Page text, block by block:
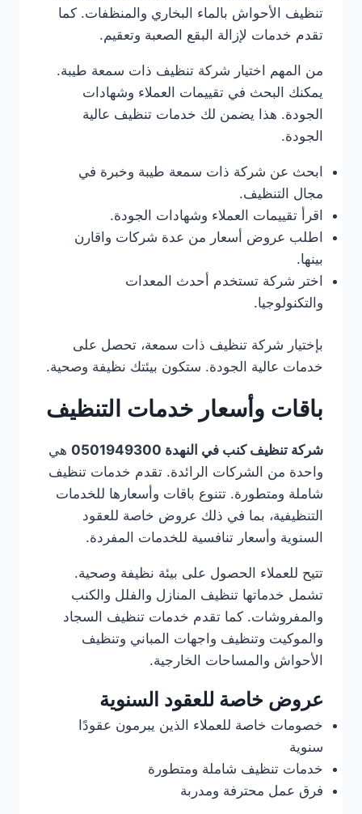
تنظيف الأحواش بالماء البخاري والمنظفات. كما
تقدم خدمات لإزالة البقع الصعبة وتعقيم.
من المهم اختيار شركة تنظيف ذات سمعة طيبة.
يمكنك البحث في تقييمات العملاء وشهادات
الجودة. هذا يضمن لك خدمات تنظيف عالية
الجودة.
ابحث عن شركة ذات سمعة طيبة وخبرة في
مجال التنظيف.
اقرأ تقييمات العملاء وشهادات الجودة.
اطلب عروض أسعار من عدة شركات واقارن
بينها.
اختر شركة تستخدم أحدث المعدات
والتكنولوجيا.
بإختيار شركة تنظيف ذات سمعة، تحصل على
خدمات عالية الجودة. ستكون بيئتك نظيفة وصحية.
باقات وأسعار خدمات التنظيف
شركة تنظيف كنب في النهدة 0501949300
هي
واحدة من الشركات الرائدة. تقدم خدمات تنظيف
شاملة ومتطورة. تتنوع باقات وأسعارها للخدمات
التنظيفية، بما في ذلك عروض خاصة للعقود
السنوية وأسعار تنافسية للخدمات المفردة.
تتيح للعملاء الحصول على بيئة نظيفة وصحية.
تشمل خدماتها تنظيف المنازل والفلل والكنب
والمفروشات. كما تقدم خدمات تنظيف السجاد
والموكيت وتنظيف واجهات المباني وتنظيف
الأحواش والمساحات الخارجية.
عروض خاصة للعقود السنوية
خصومات خاصة للعملاء الذين يبرمون عقودًا
سنوية
خدمات تنظيف شاملة ومتطورة
فرق عمل محترفة ومدربة